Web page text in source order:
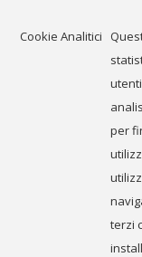
Cookie Analitici
per
terzi